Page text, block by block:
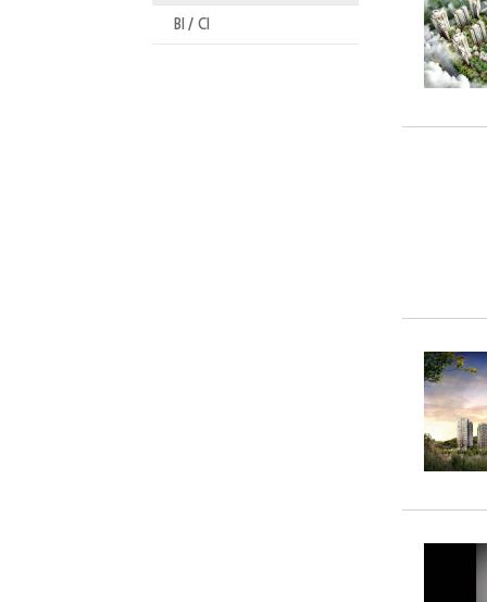
BI / CI